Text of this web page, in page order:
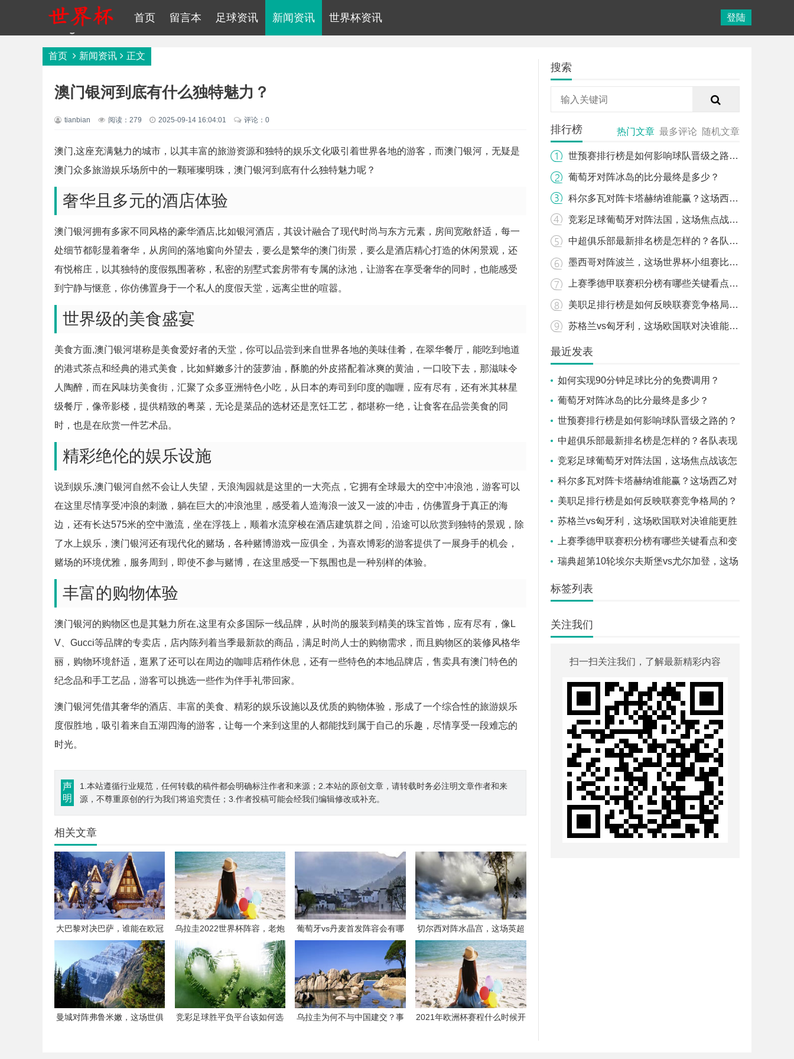
首页 留言本 足球资讯 新闻资讯 世界杯资讯 登陆
首页 新闻资讯 正文
澳门银河到底有什么独特魅力？
tianbian 阅读：279 2025-09-14 16:04:01 评论：0
澳门,这座充满魅力的城市，以其丰富的旅游资源和独特的娱乐文化吸引着世界各地的游客，而澳门银河，无疑是
澳门众多旅游娱乐场所中的一颗璀璨明珠，澳门银河到底有什么独特魅力呢？
奢华且多元的酒店体验
澳门银河拥有多家不同风格的豪华酒店,比如银河酒店，其设计融合了现代时尚与东方元素，房间宽敞舒适，每一
处细节都彰显着奢华，从房间的落地窗向外望去，要么是繁华的澳门街景，要么是酒店精心打造的休闲景观，还
有悦榕庄，以其独特的度假氛围著称，私密的别墅式套房带有专属的泳池，让游客在享受奢华的同时，也能感受
到宁静与惬意，你仿佛置身于一个私人的度假天堂，远离尘世的喧嚣。
世界级的美食盛宴
美食方面,澳门银河堪称是美食爱好者的天堂，你可以品尝到来自世界各地的美味佳肴，在翠华餐厅，能吃到地道
的港式茶点和经典的港式美食，比如鲜嫩多汁的菠萝油，酥脆的外皮搭配着冰爽的黄油，一口咬下去，那滋味令
人陶醉，而在风味坊美食街，汇聚了众多亚洲特色小吃，从日本的寿司到印度的咖喱，应有尽有，还有米其林星
级餐厅，像帝影楼，提供精致的粤菜，无论是菜品的选材还是烹饪工艺，都堪称一绝，让食客在品尝美食的同
时，也是在欣赏一件艺术品。
精彩绝伦的娱乐设施
说到娱乐,澳门银河自然不会让人失望，天浪淘园就是这里的一大亮点，它拥有全球最大的空中冲浪池，游客可以
在这里尽情享受冲浪的刺激，躺在巨大的冲浪池里，感受着人造海浪一波又一波的冲击，仿佛置身于真正的海
边，还有长达575米的空中激流，坐在浮筏上，顺着水流穿梭在酒店建筑群之间，沿途可以欣赏到独特的景观，除
了水上娱乐，澳门银河还有现代化的赌场，各种赌博游戏一应俱全，为喜欢博彩的游客提供了一展身手的机会，
赌场的环境优雅，服务周到，即使不参与赌博，在这里感受一下氛围也是一种别样的体验。
丰富的购物体验
澳门银河的购物区也是其魅力所在,这里有众多国际一线品牌，从时尚的服装到精美的珠宝首饰，应有尽有，像L
V、Gucci等品牌的专卖店，店内陈列着当季最新款的商品，满足时尚人士的购物需求，而且购物区的装修风格华
丽，购物环境舒适，逛累了还可以在周边的咖啡店稍作休息，还有一些特色的本地品牌店，售卖具有澳门特色的
纪念品和手工艺品，游客可以挑选一些作为伴手礼带回家。
澳门银河凭借其奢华的酒店、丰富的美食、精彩的娱乐设施以及优质的购物体验，形成了一个综合性的旅游娱乐
度假胜地，吸引着来自五湖四海的游客，让每一个来到这里的人都能找到属于自己的乐趣，尽情享受一段难忘的
时光。
声
明
1.本站遵循行业规范，任何转载的稿件都会明确标注作者和来源；2.本站的原创文章，请转载时务必注明文章作者和来
源，不尊重原创的行为我们将追究责任；3.作者投稿可能会经我们编辑修改或补充。
相关文章
大巴黎对决巴萨，谁能在欧冠
赛场笑到最后？
乌拉圭2022世界杯阵容，老炮
压阵+新星崛起，能否续写荣
光？
葡萄牙vs丹麦首发阵容会有哪
些看点？
切尔西对阵水晶宫，这场英超
对决有哪些看点和悬念？
曼城对阵弗鲁米嫩，这场世俱
竞彩足球胜平负平台该如何选
乌拉圭为何不与中国建交？事
2021年欧洲杯赛程什么时候开
搜索
排行榜 热门文章 最多评论 随机文章
世预赛排行榜是如何影响球队晋级之路的？
葡萄牙对阵冰岛的比分最终是多少？
科尔多瓦对阵卡塔赫纳谁能赢？这场西乙对决有哪些关键看点？
竞彩足球葡萄牙对阵法国，这场焦点战该怎么看？
中超俱乐部最新排名榜是怎样的？各队表现背后有哪些故事？
墨西哥对阵波兰，这场世界杯小组赛比分会如何？
上赛季德甲联赛积分榜有哪些关键看点和变化？
美职足排行榜是如何反映联赛竞争格局的？
苏格兰vs匈牙利，这场欧国联对决谁能更胜一筹？
最近发表
如何实现90分钟足球比分的免费调用？
葡萄牙对阵冰岛的比分最终是多少？
世预赛排行榜是如何影响球队晋级之路的？
中超俱乐部最新排名榜是怎样的？各队表现
背后有哪些故事？
竞彩足球葡萄牙对阵法国，这场焦点战该怎
么看？
科尔多瓦对阵卡塔赫纳谁能赢？这场西乙对
决有哪些关键看点？
美职足排行榜是如何反映联赛竞争格局的？
苏格兰vs匈牙利，这场欧国联对决谁能更胜
一筹？
上赛季德甲联赛积分榜有哪些关键看点和变
化？
瑞典超第10轮埃尔夫斯堡vs尤尔加登，这场
北欧对决谁能笑到最后？
标签列表
关注我们
扫一扫关注我们，了解最新精彩内容